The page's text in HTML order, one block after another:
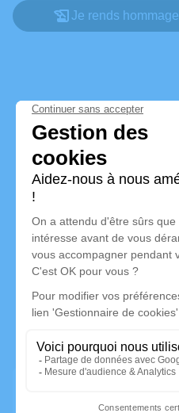
Je rends hommage